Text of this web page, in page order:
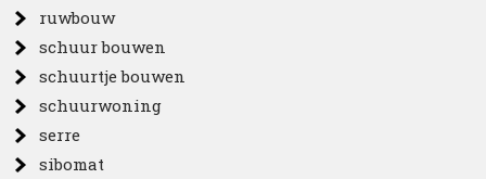
ruwbouw
schuur bouwen
schuurtje bouwen
schuurwoning
serre
sibomat